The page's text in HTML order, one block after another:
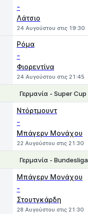
-
Λάτσιο
24 Αυγούστου στις 19:30
Ρόμα
-
Φιορεντίνα
24 Αυγούστου στις 21:45
Γερμανία - Super Cup
Ντόρτμουντ
-
Μπάγερν Μονάχου
22 Αυγούστου στις 21:30
Γερμανία - Bundesliga
Μπάγερν Μονάχου
-
Στουτγκάρδη
28 Αυγούστου στις 21:30